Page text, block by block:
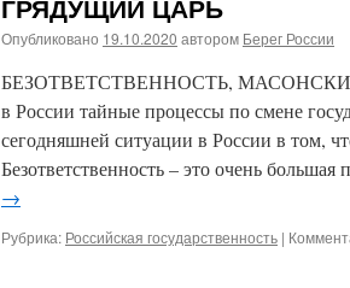
ВОЙНЕ
А
мы
лишь
как
лучшие
ГРЯДУЩИЙ ЦАРЬ
Опубликовано 19.10.2020 автором Берег России
БЕЗОТВЕТСТВЕННОСТЬ,
в России тайные процессы по смене
сегодняшней ситуации в России в том,
Безответственность – это очень
→
Рубрика: Российская государственность |